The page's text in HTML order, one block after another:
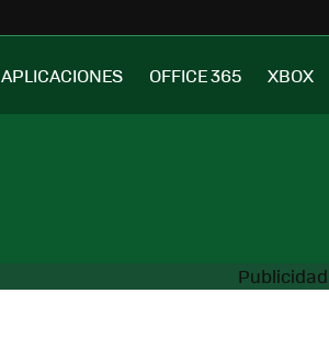
APLICACIONES OFFICE 365 XBOX